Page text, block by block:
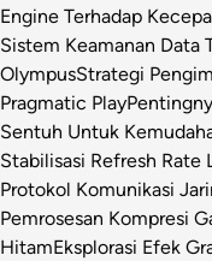
Engine Terhadap
Sistem Keamanan Data
OlympusStrategi
Pragmatic Play
Sentuh Untuk
Stabilisasi Refresh Rate
Protokol Komunikasi
Pemrosesan Kompresi
HitamEksplorasi Efek